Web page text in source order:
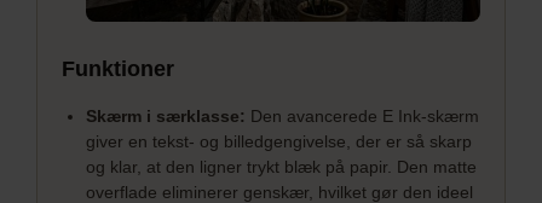
Funktioner
Skærm i særklasse: Den avancerede E Ink-skærm
giver en tekst- og billedgengivelse, der er så skarp
og klar, at den ligner trykt blæk på papir. Den matte
overflade eliminerer genskær, hvilket gør den ideel